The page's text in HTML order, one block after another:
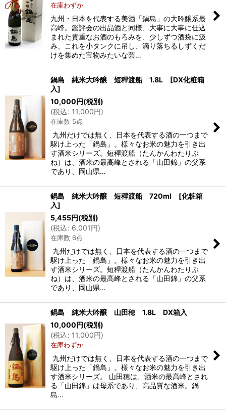
在庫わずか
九州・日本を代表する美酒「鍋島」の大吟醸系最
高峰。鑑評会の出品酒と同様、大事に大事に仕込
まれた貴重なお酒のもろみを、少しずつ酒袋に汲
み、これを小タンクに吊し、滴り落ちるしずくだ
けを集めた宝物みたいな芸…
鍋島 純米大吟醸 短稈渡船 1.8L [DX化粧箱
入]
10,000円(税別)
(税込: 11,000円)
在庫数 5点
九州だけでは無く、日本を代表する酒の一つまで
駆け上った「鍋島」。様々なお米の魅力を引き出
す酒米シリーズ。短稈渡船（たんかんわたりぶ
ね）は、酒米の最高峰とされる「山田錦」の父系
であり、岡山県…
鍋島 純米大吟醸 短稈渡船 720ml [化粧箱
入]
5,455円(税別)
(税込: 6,001円)
在庫数 6点
九州だけでは無く、日本を代表する酒の一つまで
駆け上った「鍋島」。様々なお米の魅力を引き出
す酒米シリーズ。短稈渡船（たんかんわたりぶ
ね）は、酒米の最高峰とされる「山田錦」の父系
であり、岡山県…
鍋島 純米大吟醸 山田穂 1.8L DX箱入
10,000円(税別)
(税込: 11,000円)
在庫わずか
九州だけでは無く、日本を代表する酒の一つまで
駆け上った「鍋島」。様々なお米の魅力を引き出
す酒米シリーズ。 山田穂は、酒米の最高峰とされ
る「山田錦」は母系であり、高品質な酒米。鍋
島…